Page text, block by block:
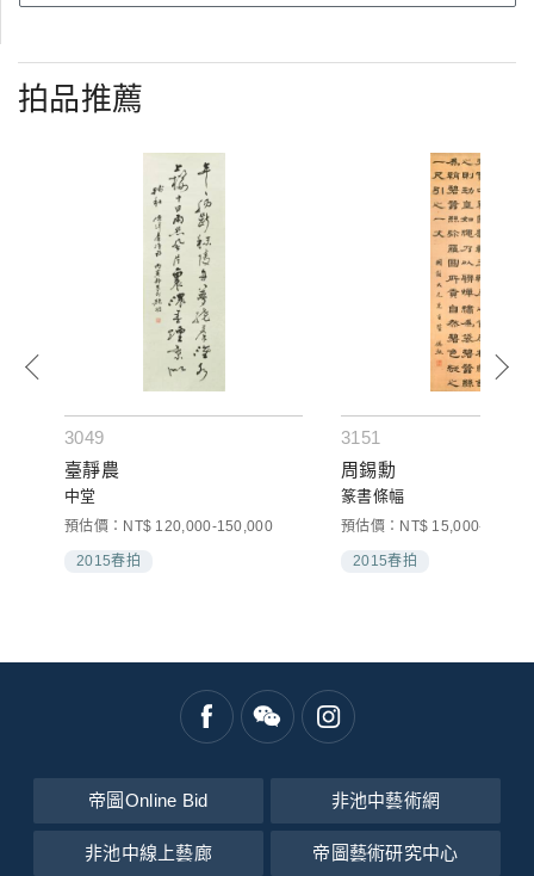
拍品推薦
3049
臺靜農
中堂
預估價：NT$ 120,000-150,000
2015春拍
3151
周錫勳
篆書條幅
預估價：NT$ 15,000-30,000
2015春拍
帝圖Online Bid 非池中藝術網
非池中線上藝廊 帝圖藝術研究中心